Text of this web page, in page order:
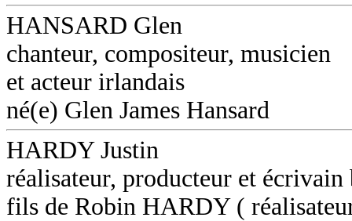
HANSARD Glen
chanteur, compositeur, musicien
et acteur irlandais
né(e) Glen James Hansard
HARDY Justin
réalisateur, producteur et
fils de Robin HARDY (